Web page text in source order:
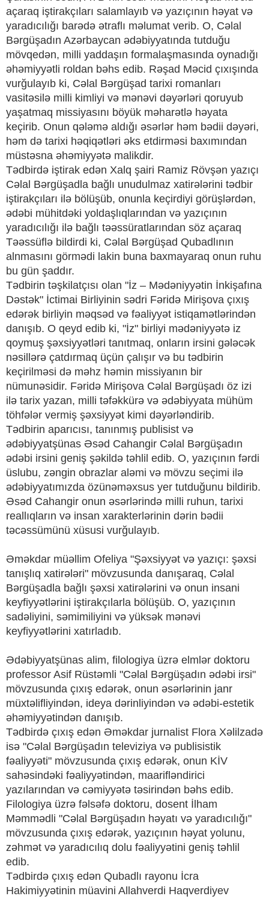
açaraq iştirakçıları salamlayıb və yazıçının həyat və
yaradıcılığı barədə ətraflı məlumat verib. O, Cəlal
Bərgüşadın Azərbaycan ədəbiyyatında tutduğu
mövqedən, milli yaddaşın formalaşmasında oynadığı
əhəmiyyətli roldan bəhs edib. Rəşad Məcid çıxışında
vurğulayıb ki, Cəlal Bərgüşad tarixi romanları
vasitəsilə milli kimliyi və mənəvi dəyərləri qoruyub
yaşatmaq missiyasını böyük məharətlə həyata
keçirib. Onun qələmə aldığı əsərlər həm bədii dəyəri,
həm də tarixi həqiqətləri əks etdirməsi baxımından
müstəsna əhəmiyyətə malikdir.
Tədbirdə iştirak edən Xalq şairi Ramiz Rövşən yazıçı
Cəlal Bərgüşadla bağlı unudulmaz xatirələrini tədbir
iştirakçıları ilə bölüşüb, onunla keçirdiyi görüşlərdən,
ədəbi mühitdəki yoldaşlıqlarından və yazıçının
yaradıcılığı ilə bağlı təəssüratlarından söz açaraq
Təəssüflə bildirdi ki, Cəlal Bərgüşad Qubadlının
alnmasını görmədi lakin buna baxmayaraq onun ruhu
bu gün şaddır.
Tədbirin təşkilatçısı olan "İz – Mədəniyyətin İnkişafına
Dəstək" İctimai Birliyinin sədri Fəridə Mirişova çıxış
edərək birliyin məqsəd və fəaliyyət istiqamətlərindən
danışıb. O qeyd edib ki, "İz" birliyi mədəniyyətə iz
qoymuş şəxsiyyətləri tanıtmaq, onların irsini gələcək
nəsillərə çatdırmaq üçün çalışır və bu tədbirin
keçirilməsi də məhz həmin missiyanın bir
nümunəsidir. Fəridə Mirişova Cəlal Bərgüşadı öz izi
ilə tarix yazan, milli təfəkkürə və ədəbiyyata mühüm
töhfələr vermiş şəxsiyyət kimi dəyərləndirib.
Tədbirin aparıcısı, tanınmış publisist və
ədəbiyyatşünas Əsəd Cahangir Cəlal Bərgüşadın
ədəbi irsini geniş şəkildə təhlil edib. O, yazıçının fərdi
üslubu, zəngin obrazlar aləmi və mövzu seçimi ilə
ədəbiyyatımızda özünəməxsus yer tutduğunu bildirib.
Əsəd Cahangir onun əsərlərində milli ruhun, tarixi
reallıqların və insan xarakterlərinin dərin bədii
təcəssümünü xüsusi vurğulayıb.
Əməkdar müəllim Ofeliya "Şəxsiyyət və yazıçı: şəxsi
tanışlıq xatirələri" mövzusunda danışaraq, Cəlal
Bərgüşadla bağlı şəxsi xatirələrini və onun insani
keyfiyyətlərini iştirakçılarla bölüşüb. O, yazıçının
sadəliyini, səmimiliyini və yüksək mənəvi
keyfiyyətlərini xatırladıb.
Ədəbiyyatşünas alim, filologiya üzrə elmlər doktoru
professor Asif Rüstəmli "Cəlal Bərgüşadın ədəbi irsi"
mövzusunda çıxış edərək, onun əsərlərinin janr
müxtəlifliyindən, ideya dərinliyindən və ədəbi-estetik
əhəmiyyətindən danışıb.
Tədbirdə çıxış edən Əməkdar jurnalist Flora Xəlilzadə
isə "Cəlal Bərgüşadın televiziya və publisistik
fəaliyyəti" mövzusunda çıxış edərək, onun KİV
sahəsindəki fəaliyyətindən, maarifləndirici
yazılarından və cəmiyyətə təsirindən bəhs edib.
Filologiya üzrə fəlsəfə doktoru, dosent İlham
Məmmədli "Cəlal Bərgüşadın həyatı və yaradıcılığı"
mövzusunda çıxış edərək, yazıçının həyat yolunu,
zəhmət və yaradıcılıq dolu fəaliyyətini geniş təhlil
edib.
Tədbirdə çıxış edən Qubadlı rayonu İcra
Hakimiyyətinin müavini Allahverdi Haqverdiyev